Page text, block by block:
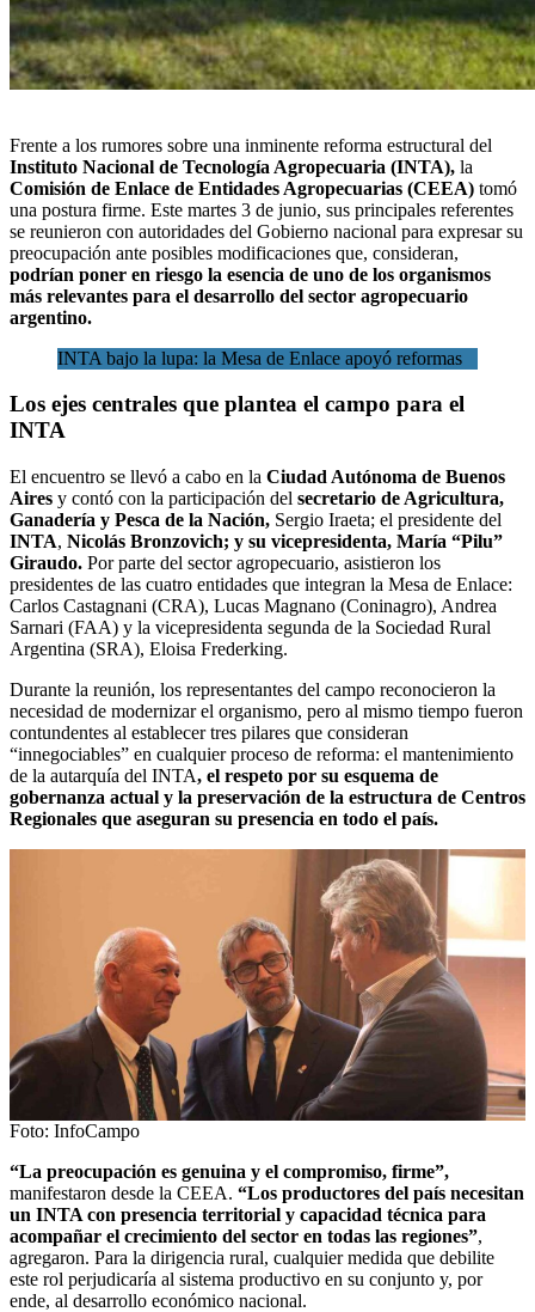
Frente a los rumores sobre una inminente reforma estructural del
Instituto Nacional de Tecnología Agropecuaria (INTA), la
Comisión de Enlace de Entidades Agropecuarias (CEEA) tomó
una postura firme. Este martes 3 de junio, sus principales referentes
se reunieron con autoridades del Gobierno nacional para expresar su
preocupación ante posibles modificaciones que, consideran,
podrían poner en riesgo la esencia de uno de los organismos
más relevantes para el desarrollo del sector agropecuario
argentino.
INTA bajo la lupa: la Mesa de Enlace apoyó reformas
Los ejes centrales que plantea el campo para el
INTA
El encuentro se llevó a cabo en la Ciudad Autónoma de Buenos
Aires y contó con la participación del secretario de Agricultura,
Ganadería y Pesca de la Nación, Sergio Iraeta; el presidente del
INTA, Nicolás Bronzovich; y su vicepresidenta, María “Pilu”
Giraudo. Por parte del sector agropecuario, asistieron los
presidentes de las cuatro entidades que integran la Mesa de Enlace:
Carlos Castagnani (CRA), Lucas Magnano (Coninagro), Andrea
Sarnari (FAA) y la vicepresidenta segunda de la Sociedad Rural
Argentina (SRA), Eloisa Frederking.
Durante la reunión, los representantes del campo reconocieron la
necesidad de modernizar el organismo, pero al mismo tiempo fueron
contundentes al establecer tres pilares que consideran
“innegociables” en cualquier proceso de reforma: el mantenimiento
de la autarquía del INTA, el respeto por su esquema de
gobernanza actual y la preservación de la estructura de Centros
Regionales que aseguran su presencia en todo el país.
Foto: InfoCampo
“La preocupación es genuina y el compromiso, firme”,
manifestaron desde la CEEA. “Los productores del país necesitan
un INTA con presencia territorial y capacidad técnica para
acompañar el crecimiento del sector en todas las regiones”,
agregaron. Para la dirigencia rural, cualquier medida que debilite
este rol perjudicaría al sistema productivo en su conjunto y, por
ende, al desarrollo económico nacional.